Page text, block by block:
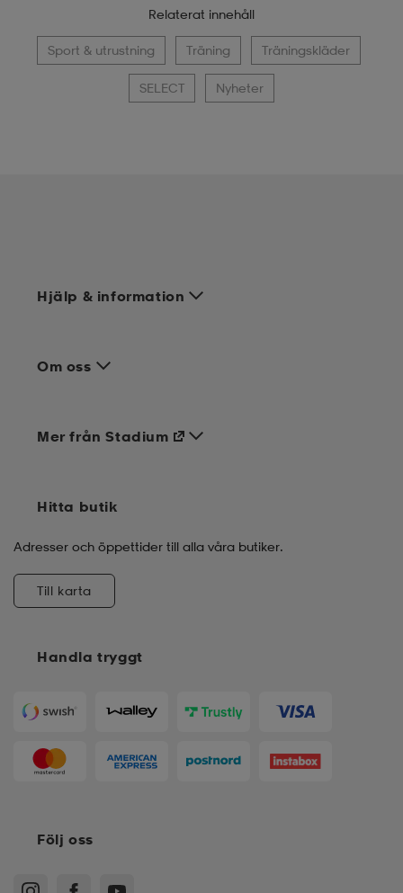
Relaterat innehåll
Sport & utrustning Träning Träningskläder
SELECT Nyheter
Hjälp & information
Om oss
Handla tryggt
Mer från Stadium
Hitta butik
Adresser och öppettider till alla våra butiker.
Till karta
Följ oss